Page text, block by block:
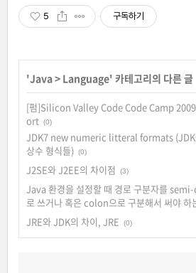
5 구독하기
'Java> Language' 카테고리의 다른 글
[펌]Silicon Valley Code Code Camp
ort (0)
JDK7 new numeric litteral formats (JDK
상수 형식들)
(0)
J2SE와 J2EE의 차이점
(3)
Java 환경을 설정할 때 경로 구분자를
로 쓰거나 혹은 colon으로 구분해서 써야 하
JRE와 JDK의 차이, JRE
(0)